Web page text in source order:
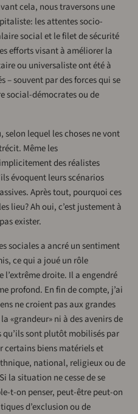
cela, nous traversons une
les attentes socio-
social et le filet de sécurité
efforts visant à améliorer la
ou universaliste ont été à
– souvent par des forces qui se
social-démocrates ou de
selon lequel les choses ne vont
Même les
des réalistes
évoquent leurs scénarios
Après tout, pourquoi ces
lieu? Ah oui, c’est justement à
exister.
sociales a ancré un sentiment
ce qui a joué un rôle
droite. Il a engendré
profond. En fin de compte, j’ai
ne croient pas aux grandes
«grandeur» ni à des avenirs de
qu’ils sont plutôt mobilisés par
certains biens matériels et
national, religieux ou de
la situation ne cesse de se
t-on penser, peut-être peut-on
d’exclusion ou de